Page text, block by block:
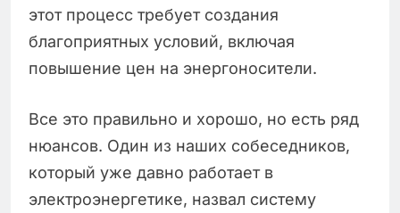
этот процесс требует создания
благоприятных условий, включая
повышение цен на энергоносители.
Все это правильно и хорошо, но есть ряд
нюансов. Один из наших собеседников,
который уже давно работает в
электроэнергетике, назвал систему